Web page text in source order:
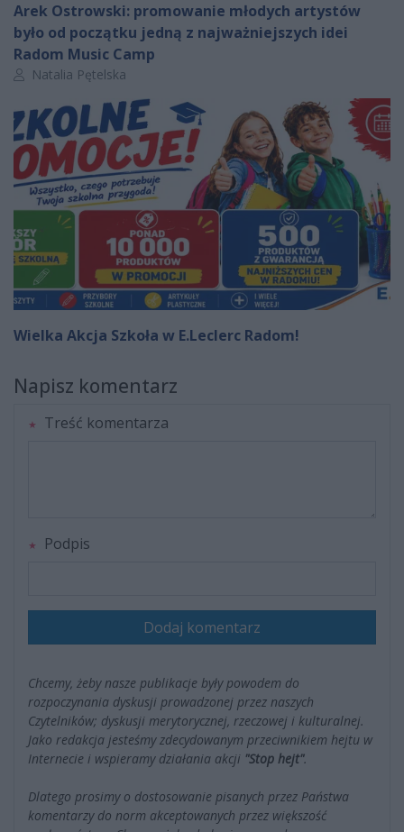
Arek Ostrowski: promowanie młodych artystów
było od początku jedną z najważniejszych idei
Radom Music Camp
Autor artykułu:
Natalia Pętelska
Wielka Akcja Szkoła w E.Leclerc Radom!
Napisz komentarz
Treść komentarza
Podpis
Dodaj komentarz
Chcemy, żeby nasze publikacje były powodem do
rozpoczynania dyskusji prowadzonej przez naszych
Czytelników; dyskusji merytorycznej, rzeczowej i kulturalnej.
Jako redakcja jesteśmy zdecydowanym przeciwnikiem hejtu w
Internecie i wspieramy działania akcji "Stop hejt".
Dlatego prosimy o dostosowanie pisanych przez Państwa
komentarzy do norm akceptowanych przez większość